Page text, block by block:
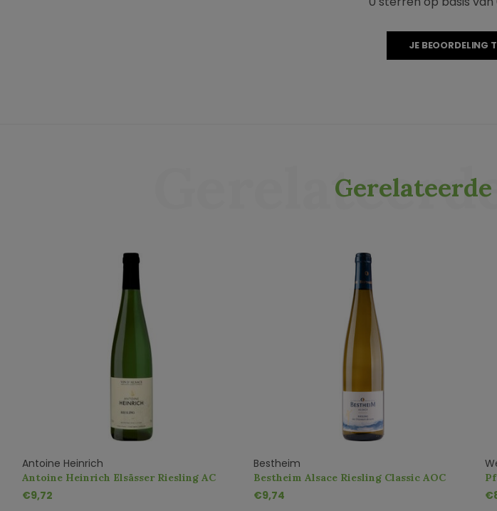
JE BEOORDELING
Antoine Heinrich
Antoine Heinrich Elsässer Riesling AC
€9,72
Bestheim
Bestheim Alsace Riesling Classic AOC
€9,74